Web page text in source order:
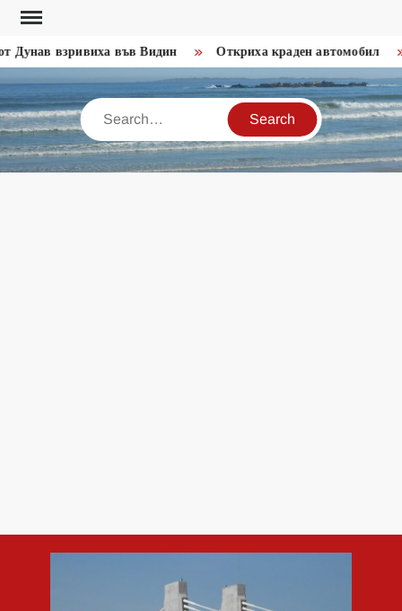
Skip
content
Дунав взривиха във Видин Откриха краден автомобил
Search